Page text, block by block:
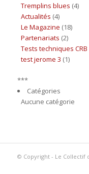
Tremplins blues (4)
Actualités (4)
Le Magazine (18)
Partenariats (2)
Tests techniques CRB
test jerome 3 (1)
***
Catégories
Aucune catégorie
© Copyright - Le Collectif